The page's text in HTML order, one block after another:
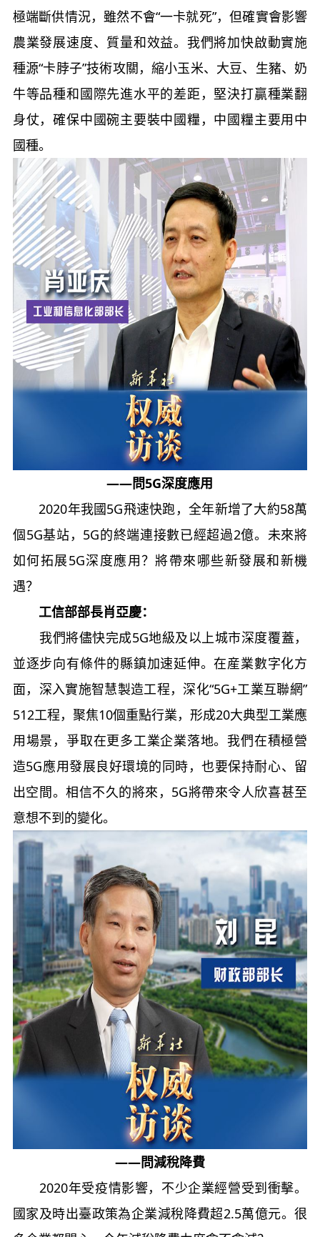
極端斷供情況，雖然不會“一卡就死”，但確實會影響
農業發展速度、質量和效益。我們將加快啟動實施
種源“卡脖子”技術攻關，縮小玉米、大豆、生豬、奶
牛等品種和國際先進水平的差距，堅決打贏種業翻
身仗，確保中國碗主要裝中國糧，中國糧主要用中
國種。
——問5G深度應用
2020年我國5G飛速快跑，全年新增了大約58萬
個5G基站，5G的終端連接數已經超過2億。未來將
如何拓展5G深度應用？將帶來哪些新發展和新機
遇？
工信部部長肖亞慶：
我們將儘快完成5G地級及以上城市深度覆蓋，
並逐步向有條件的縣鎮加速延伸。在産業數字化方
面，深入實施智慧製造工程，深化“5G+工業互聯網”
512工程，聚焦10個重點行業，形成20大典型工業應
用場景，爭取在更多工業企業落地。我們在積極營
造5G應用發展良好環境的同時，也要保持耐心、留
出空間。相信不久的將來，5G將帶來令人欣喜甚至
意想不到的變化。
——問減稅降費
2020年受疫情影響，不少企業經營受到衝擊。
國家及時出臺政策為企業減稅降費超2.5萬億元。很